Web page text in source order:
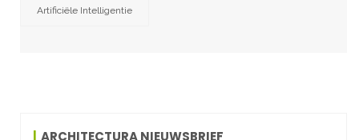
Artificiële Intelligentie
ARCHITECTURA NIEUWSBRIEF